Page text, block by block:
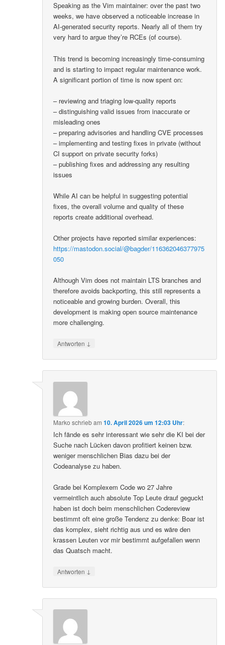
Speaking as the Vim maintainer: over the past two
weeks, we have observed a noticeable increase in
AI-generated security reports. Nearly all of them try
very hard to argue they’re RCEs (of course).
This trend is becoming increasingly time-consuming
and is starting to impact regular maintenance work.
A significant portion of time is now spent on:
– reviewing and triaging low-quality reports
– distinguishing valid issues from inaccurate or
misleading ones
– preparing advisories and handling CVE processes
– implementing and testing fixes in private (without
CI support on private security forks)
– publishing fixes and addressing any resulting
issues
While AI can be helpful in suggesting potential
fixes, the overall volume and quality of these
reports create additional overhead.
Other projects have reported similar experiences:
https://mastodon.social/@bagder/116362046377975
050
Although Vim does not maintain LTS branches and
therefore avoids backporting, this still represents a
noticeable and growing burden. Overall, this
development is making open source maintenance
more challenging.
Antworten ↓
Marko schriebam10. April 2026 um 12:03 Uhr:
Ich fände es sehr interessant wie sehr die KI bei der
Suche nach Lücken davon profitiert keinen bzw.
weniger menschlichen Bias dazu bei der
Codeanalyse zu haben.
Grade bei Komplexem Code wo 27 Jahre
vermeintlich auch absolute Top Leute drauf geguckt
haben ist doch beim menschlichen Codereview
bestimmt oft eine große Tendenz zu denke: Boar ist
das komplex, sieht richtig aus und es wäre den
krassen Leuten vor mir bestimmt aufgefallen wenn
das Quatsch macht.
Antworten ↓